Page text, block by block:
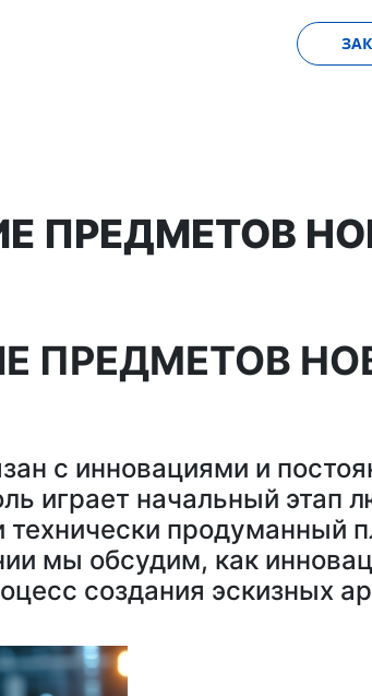
ПРЕДМЕТОВ
ПРЕДМЕТОВ
с инновациями и
играет начальный этап
технически продуманный
мы обсудим, как
создания эскизных